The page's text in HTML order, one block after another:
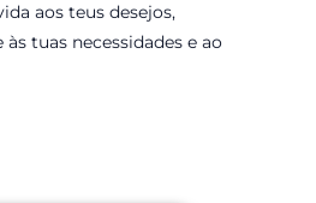
aos teus desejos,
tuas necessidades e ao